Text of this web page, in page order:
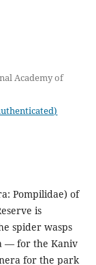
Academy of
Pompilidae) of
is
spider wasps
— for the Kaniv
for the park